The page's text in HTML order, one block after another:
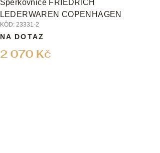
Šperkovnice FRIEDRICH
LEDERWAREN COPENHAGEN
KÓD: 23331-2
2 070 Kč
NA DOTAZ